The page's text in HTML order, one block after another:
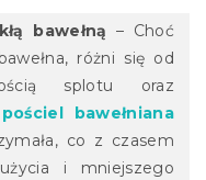
bawełną – Choć
różni się od
splotu oraz
pościel bawełniana
co z czasem
i mniejszego